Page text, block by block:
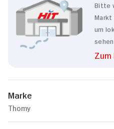
Bitte
Markt
um
sehen.
Marke
Thomy